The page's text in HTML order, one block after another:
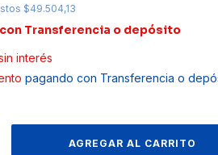
$49.504,13
con Transferencia o depósito
interés
pagando con Transferencia o